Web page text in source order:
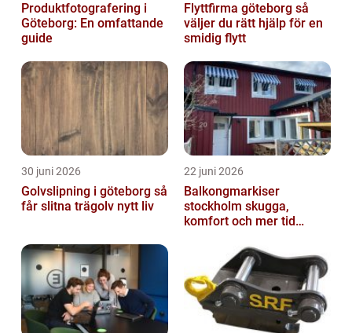
Produktfotografering i
Göteborg: En omfattande
guide
Flyttfirma göteborg så
väljer du rätt hjälp för en
smidig flytt
30 juni 2026
Golvslipning i göteborg så
får slitna trägolv nytt liv
22 juni 2026
Balkongmarkiser
stockholm skugga,
komfort och mer tid